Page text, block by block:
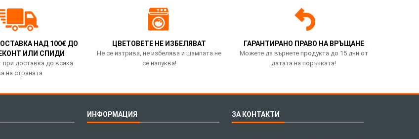
НАД 100€ ДО
ИЛИ СПИДИ
при доставка до всяка
на страната
ЦВЕТОВЕТЕ НЕ ИЗБЕЛЯВАТ
Не се изтрива, не избелява и щампата не
се напуква!
ГАРАНТИРАНО ПРАВО НА ВРЪЩАНЕ
Можете да върнете продукта до 15 дни от
датата на поръчката!
ИНФОРМАЦИЯ ЗА КОНТАКТИ